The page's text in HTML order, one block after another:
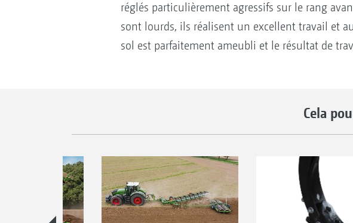
réglés particulièrement agressifs sur le rang
sont lourds, ils réalisent un excellent travail et
sol est parfaitement ameubli et le résultat de
Cela